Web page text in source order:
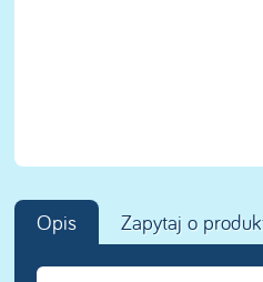
Opis Zapytaj o